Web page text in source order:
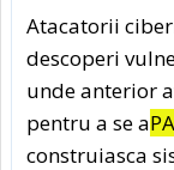
Atacatorii
descoperi
unde anterior
pentru a se a
construiasca